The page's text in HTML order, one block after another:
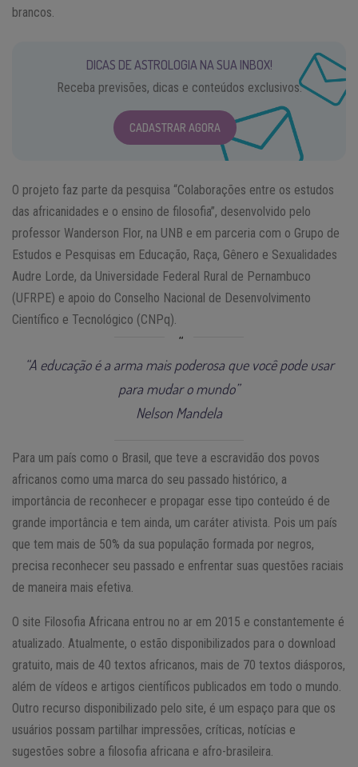
brancos.
DICAS DE ASTROLOGIA NA SUA INBOX!
Receba previsões, dicas e conteúdos exclusivos.
CADASTRAR AGORA
O projeto faz parte da pesquisa “Colaborações entre os estudos
das africanidades e o ensino de filosofia”, desenvolvido pelo
professor Wanderson Flor, na UNB e em parceria com o Grupo de
Estudos e Pesquisas em Educação, Raça, Gênero e Sexualidades
Audre Lorde, da Universidade Federal Rural de Pernambuco
(UFRPE) e apoio do Conselho Nacional de Desenvolvimento
Científico e Tecnológico (CNPq).
“A educação é a arma mais poderosa que você pode usar
para mudar o mundo”
Nelson Mandela
Para um país como o Brasil, que teve a escravidão dos povos
africanos como uma marca do seu passado histórico, a
importância de reconhecer e propagar esse tipo conteúdo é de
grande importância e tem ainda, um caráter ativista. Pois um país
que tem mais de 50% da sua população formada por negros,
precisa reconhecer seu passado e enfrentar suas questões raciais
de maneira mais efetiva.
O site Filosofia Africana entrou no ar em 2015 e constantemente é
atualizado. Atualmente, o estão disponibilizados para o download
gratuito, mais de 40 textos africanos, mais de 70 textos diásporos,
além de vídeos e artigos científicos publicados em todo o mundo.
Outro recurso disponibilizado pelo site, é um espaço para que os
usuários possam partilhar impressões, críticas, notícias e
sugestões sobre a filosofia africana e afro-brasileira.